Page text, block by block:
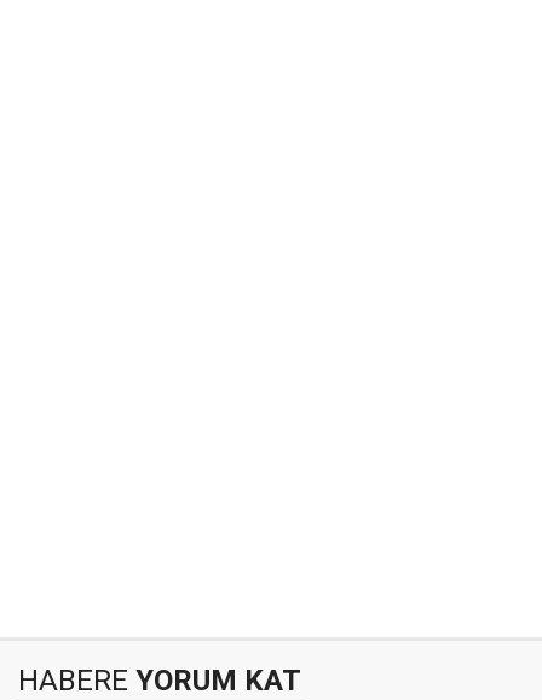
HABERE YORUM KAT